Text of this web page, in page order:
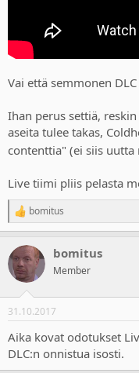
Vai että semmonen
Ihan perus settiä,
aseita tulee takas,
contenttia" (ei siis uutta
Live tiimi pliis pelasta
R
e
c
t
i
s
bomitus
bomitus
Member
31.10.2017
Aika kovat odotukset
DLC:n onnistua isosti.